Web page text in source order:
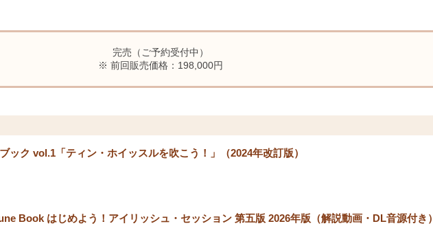
完売（ご予約受付中）
※ 前回販売価格：198,000円
ック vol.1「ティン・ホイッスルを吹こう！」（2024年改訂版）
Book はじめよう！アイリッシュ・セッション 第五版 2026年版（解説動画・DL音源付き）